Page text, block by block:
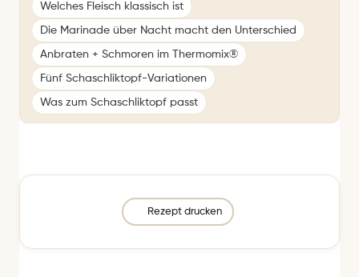
Welches Fleisch klassisch ist
Die Marinade über Nacht macht den Unterschied
Anbraten + Schmoren im Thermomix®
Fünf Schaschliktopf-Variationen
Was zum Schaschliktopf passt
Rezept drucken